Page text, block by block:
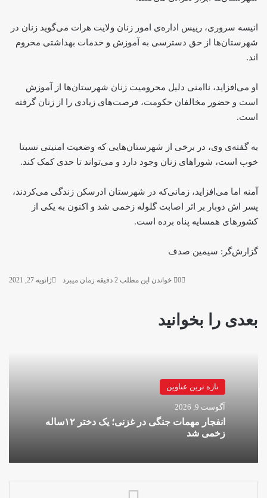
انیسه سروری، رییس اداره‌ی امور زنان ولایت هرات می‌گوید زنان در
شهرستان‌ها از حق دسترسی به آموزش و خدمات بهداشتی محروم
اند.
او می‌افزاید، ناامنی دلیل محرومیت زنان شهرستان‌ها از آموزش
است و حضور مخالفان حکومت، فرصت‌های زیادی را از زنان گرفته
است.
به گفته‌ی وی، در برخی از شهرستان‌هایی که وضعیت امنیتی نسبتا
خوب است، شوراهای زنان وجود دارد و می‌تواند تا حدی کمک کند.
آمنه اما می‌افزاید، زمانی‌که در شهرستان ادرسکن زندگی می‌کردند،
پسر اش دوبار بر اثر اصابت گلوله زخمی شد و اکنون به یکی از
کشورهای همسایه پناه برده است.
گزارش‌گر: سیمین صدف
ژانویه 27, 2021 0 خواندن این مطلب 2 دقیقه زمان میبرد
بعدی را بخوانید
تازه ترین عناوین
آگوست 9, 2026
انفجار مهمات جنگی در غزنی؛ یک دختر ۱۲ساله
زخمی شد